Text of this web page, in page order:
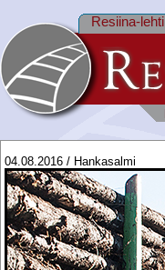
Resiina-lehti
04.08.2016 / Hankasalmi